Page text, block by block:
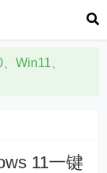
Win11、
11一键